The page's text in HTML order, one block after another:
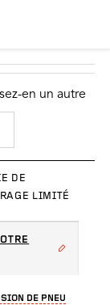
en un autre
DE
LIMITÉ
DE PNEU